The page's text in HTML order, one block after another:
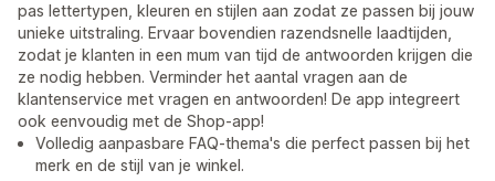
pas lettertypen, kleuren en stijlen aan zodat ze passen bij jouw
unieke uitstraling. Ervaar bovendien razendsnelle laadtijden,
zodat je klanten in een mum van tijd de antwoorden krijgen die
ze nodig hebben. Verminder het aantal vragen aan de
klantenservice met vragen en antwoorden! De app integreert
ook eenvoudig met de Shop-app!
Volledig aanpasbare FAQ-thema's die perfect passen bij het
merk en de stijl van je winkel.